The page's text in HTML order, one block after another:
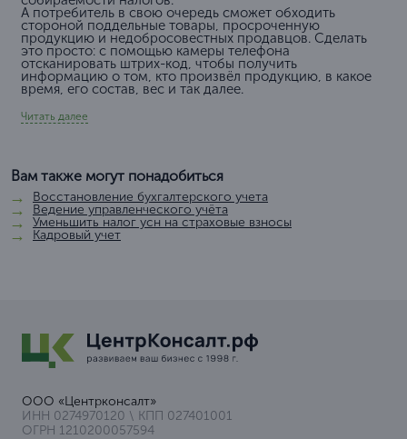
А потребитель в свою очередь сможет обходить
стороной поддельные товары, просроченную
продукцию и недобросовестных продавцов. Сделать
это просто: с помощью камеры телефона
отсканировать штрих-код, чтобы получить
информацию о том, кто произвёл продукцию, в какое
время, его состав, вес и так далее.
Читать далее
Вам также могут понадобиться
Восстановление бухгалтерского учета
Ведение управленческого учёта
Уменьшить налог усн на страховые взносы
Кадровый учет
ООО «Центрконсалт»
ИНН 0274970120 \ КПП 027401001
ОГРН 1210200057594